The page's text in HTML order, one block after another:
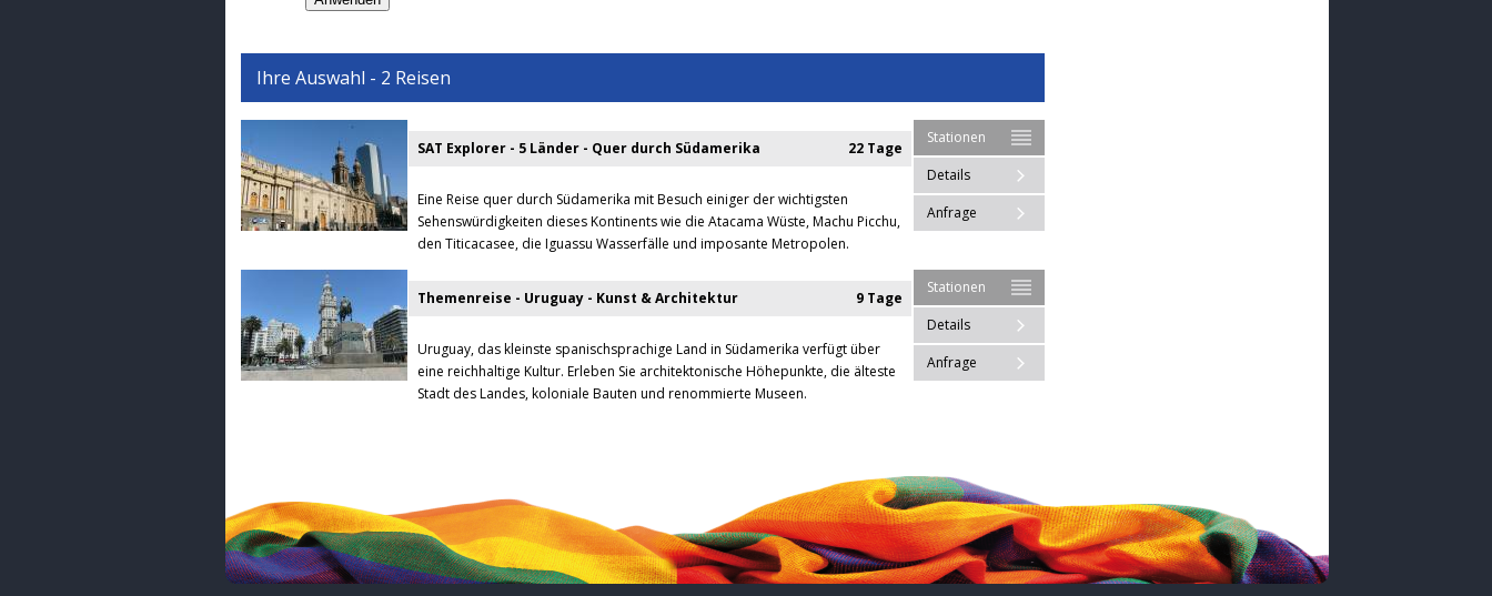
Ihre Auswahl - 2 Reisen
SAT Explorer - 5 Länder - Quer durch Südamerika 22 Tage
Eine Reise quer durch Südamerika mit Besuch einiger der wichtigsten
Sehenswürdigkeiten dieses Kontinents wie die Atacama Wüste, Machu Picchu,
den Titicacasee, die Iguassu Wasserfälle und imposante Metropolen.
Stationen
Details
Anfrage
Themenreise - Uruguay - Kunst & Architektur 9 Tage
Uruguay, das kleinste spanischsprachige Land in Südamerika verfügt über
eine reichhaltige Kultur. Erleben Sie architektonische Höhepunkte, die älteste
Stadt des Landes, koloniale Bauten und renommierte Museen.
Stationen
Details
Anfrage